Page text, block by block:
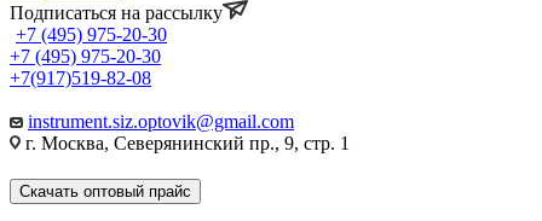
Подписаться на рассылку
+7 (495) 975-20-30
+7 (495) 975-20-30
+7(917)519-82-08
instrument.siz.optovik@gmail.com
г. Москва, Северянинский пр., 9, стр. 1
Скачать оптовый прайс